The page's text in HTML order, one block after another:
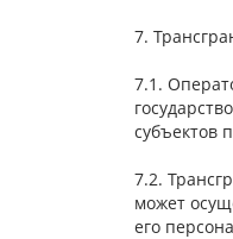
7.
7.1.
субъектов
7.2.
может
его